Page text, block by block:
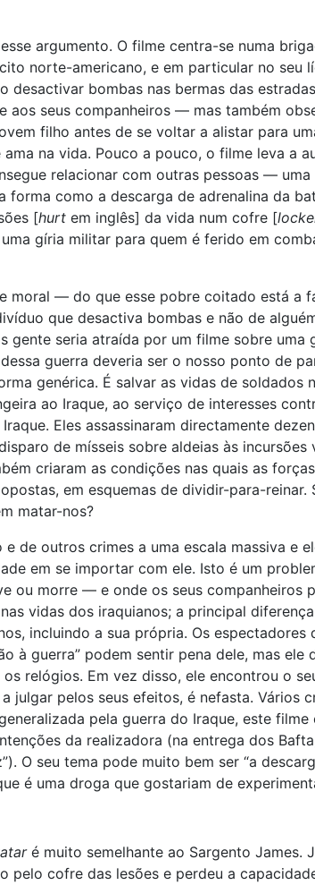
argumento. O filme centra-se numa
norte-americano, e em particular no seu
bombas nas bermas das
seus companheiros — mas também
filho antes de se voltar a alistar para
na vida. Pouco a pouco, o filme leva a
relacionar com outras pessoas —
como a descarga de adrenalina da
[hurt em inglês] da vida num cofre [
gíria militar para quem é ferido em
— do que esse pobre coitado está a
que desactiva bombas e não de
gente seria atraída por um filme sobre uma
guerra deveria ser o nosso ponto de
genérica. É salvar as vidas de soldados
ao Iraque, ao serviço de interesses
Eles assassinaram directamente
de mísseis sobre aldeias às incursões
criaram as condições nas quais as
em esquemas de dividir-para-
matar-nos?
de outros crimes a uma escala massiva e
em se importar com ele. Isto é um
ou morre — e onde os seus companheiros
vidas dos iraquianos; a principal
incluindo a sua própria. Os espectadores
à guerra” podem sentir pena dele, mas ele
relógios. Em vez disso, ele encontrou o
julgar pelos seus efeitos, é nefasta. Vários
pela guerra do Iraque, este
da realizadora (na entrega dos
O seu tema pode muito bem ser “a
é uma droga que gostariam de
é muito semelhante ao Sargento James.
cofre das lesões e perdeu a